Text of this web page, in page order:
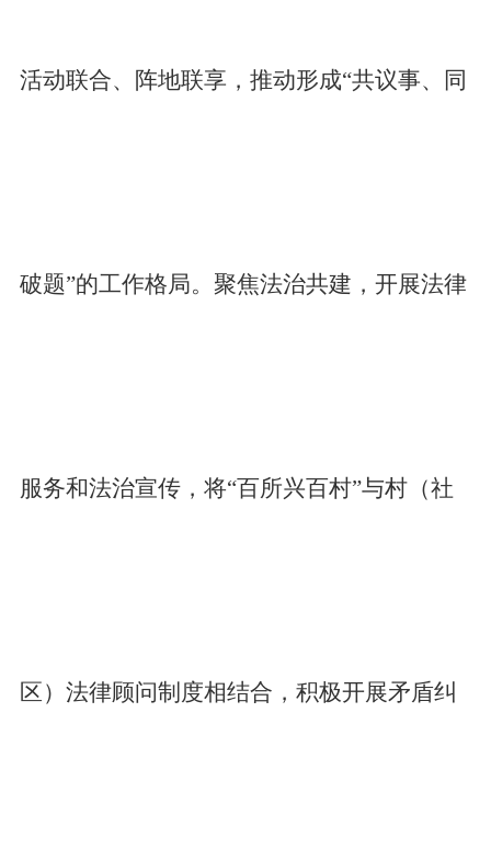
活动联合、阵地联享，推动形成“共议事、同
破题”的工作格局。聚焦法治共建，开展法律
服务和法治宣传，将“百所兴百村”与村（社
区）法律顾问制度相结合，积极开展矛盾纠